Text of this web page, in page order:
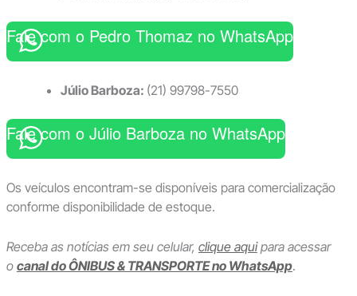
Fale com o Pedro Thomaz no WhatsApp
Júlio Barboza: (21) 99798-7550
Fale com o Júlio Barboza no WhatsApp
Os veículos encontram-se disponíveis para comercialização
conforme disponibilidade de estoque.
Receba as notícias em seu celular, clique aquipara acessar
o canal do ÔNIBUS & TRANSPORTE no WhatsApp.